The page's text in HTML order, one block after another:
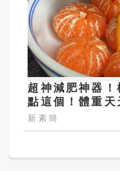
超神減肥神器！
點這個！體重天
新素簡